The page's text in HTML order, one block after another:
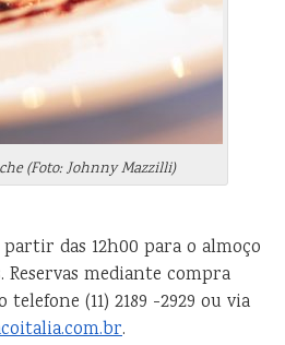
(Foto: Johnny Mazzilli)
das 12h00 para o almoço
Reservas mediante compra
(11) 2189 -2929 ou via
.